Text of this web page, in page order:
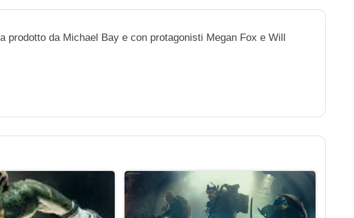
prodotto da Michael Bay e con protagonisti Megan Fox e Will